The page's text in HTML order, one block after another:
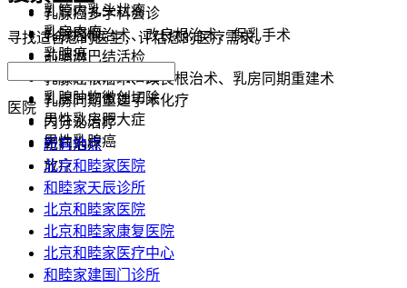
乳管内乳头状瘤
乳房肉瘤
乳腺癌
乳腺肿物微创切除
男性乳房肥大症
男性乳腺癌
乳腺癌多学科会诊
乳腺癌根治术、改良根治术、保乳手术
前哨淋巴结活检
乳腺癌根治术、改良根治术、乳房同期重建术
乳房同期重建手术化疗
内分泌治疗
靶向治疗
放疗
寻找适合您的医生，评估您的医疗需求。
医院
所有地点
北京和睦家医院
和睦家天辰诊所
北京和睦家医院
北京和睦家康复医院
北京和睦家医疗中心
和睦家建国门诊所